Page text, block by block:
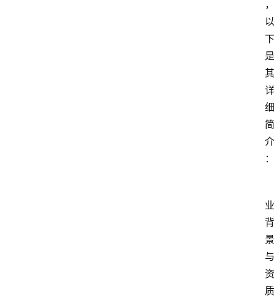
，
以
下
是
其
详
细
简
介
：
业
背
景
与
资
质